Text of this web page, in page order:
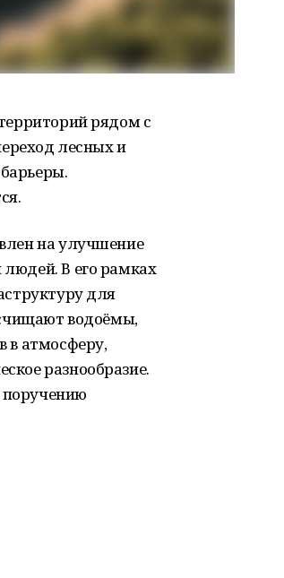
рядом с
лесных и
на улучшение
В его рамках
для
водоёмы,
в атмосферу,
разнообразие.
поручению